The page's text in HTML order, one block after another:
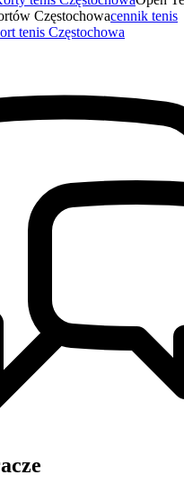
Częstochowacennik tenis
tenis Częstochowa